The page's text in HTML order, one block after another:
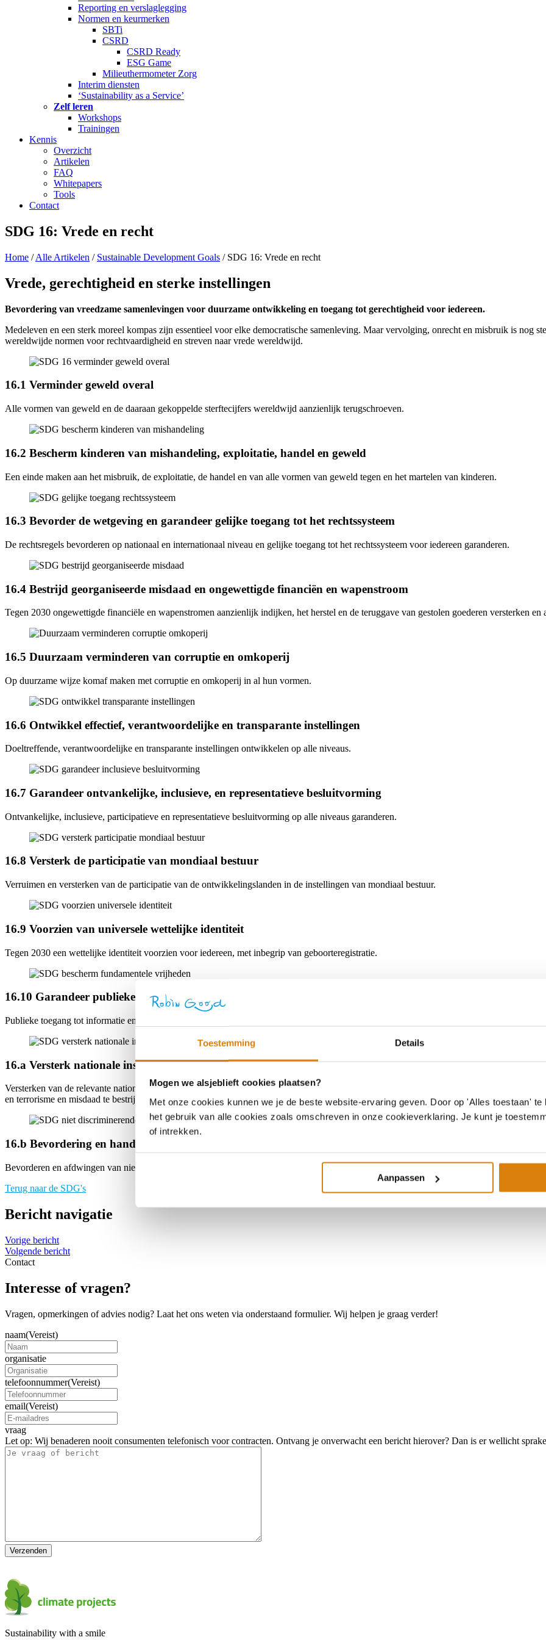
Toestemming Details
Mogen we alsjeblieft cookies plaatsen?
Met onze cookies kunnen we je de beste website-ervaring geven. Door op 'Alles toestaan'
het gebruik van alle cookies zoals omschreven in onze cookieverklaring. Je kunt je
of intrekken.
Aanpassen
Reporting en verslaglegging
Normen en keurmerken
SBTi
CSRD
CSRD Ready
ESG Game
Milieuthermometer Zorg
Interim diensten
‘Sustainability as a Service’
Zelf leren
Workshops
Trainingen
Kennis
Overzicht
Artikelen
FAQ
Whitepapers
Tools
Contact
SDG 16: Vrede en recht
Home /Alle Artikelen / Sustainable Development Goals / SDG 16: Vrede en recht
Vrede, gerechtigheid en sterke instellingen
Bevordering van vreedzame samenlevingen voor duurzame ontwikkeling en toegang tot gerechtigheid voor iedereen.
Medeleven en een sterk moreel kompas zijn essentieel voor elke democratische samenleving. Maar vervolging, onrecht en misbruik is nog
wereldwijde normen voor rechtvaardigheid en streven naar vrede wereldwijd.
16.1 Verminder geweld overal
Alle vormen van geweld en de daaraan gekoppelde sterftecijfers wereldwijd aanzienlijk terugschroeven.
16.2 Bescherm kinderen van mishandeling, exploitatie, handel en geweld
Een einde maken aan het misbruik, de exploitatie, de handel en van alle vormen van geweld tegen en het martelen van kinderen.
16.3 Bevorder de wetgeving en garandeer gelijke toegang tot het rechtssysteem
De rechtsregels bevorderen op nationaal en internationaal niveau en gelijke toegang tot het rechtssysteem voor iedereen garanderen.
16.4 Bestrijd georganiseerde misdaad en ongewettigde financiën en wapenstroom
Tegen 2030 ongewettigde financiële en wapenstromen aanzienlijk indijken, het herstel en de teruggave van gestolen goederen versterken
16.5 Duurzaam verminderen van corruptie en omkoperij
Op duurzame wijze komaf maken met corruptie en omkoperij in al hun vormen.
16.6 Ontwikkel effectief, verantwoordelijke en transparante instellingen
Doeltreffende, verantwoordelijke en transparante instellingen ontwikkelen op alle niveaus.
16.7 Garandeer ontvankelijke, inclusieve, en representatieve besluitvorming
Ontvankelijke, inclusieve, participatieve en representatieve besluitvorming op alle niveaus garanderen.
16.8 Versterk de participatie van mondiaal bestuur
Verruimen en versterken van de participatie van de ontwikkelingslanden in de instellingen van mondiaal bestuur.
16.9 Voorzien van universele wettelijke identiteit
Tegen 2030 een wettelijke identiteit voorzien voor iedereen, met inbegrip van geboorteregistratie.
16.10 Garandeer publieke toegang tot informatie en bescherm fundamentele vrijheden
Publieke toegang tot informatie en beschermen van fundamentele vrijheden, volgens de nationale wetgeving en internationale
16.a Versterk nationale instellingen om gewelddadige misdaad terrorisme en criminaliteit te bestrijden
Versterken van de relevante nationale instellingen, ook via internationale samenwerking, voor het opbouwen van capaciteit op alle
en terrorisme en misdaad te bestrijden.
16.b Bevordering en handhaving van niet-discriminerende wetten en beleid
Bevorderen en afdwingen van niet-discriminerende wetten en beleidslijnen voor duurzame ontwikkeling.
Terug naar de SDG's
Bericht navigatie
Vorige bericht
Volgende bericht
Contact
Interesse of vragen?
Vragen, opmerkingen of advies nodig? Laat het ons weten via onderstaand formulier. Wij helpen je graag verder!
naam(Vereist)
organisatie
telefoonnummer(Vereist)
email(Vereist)
vraag
Let op: Wij benaderen nooit consumenten telefonisch voor contracten. Ontvang je onverwacht een bericht hierover? Dan is er wellicht
Sustainability with a smile